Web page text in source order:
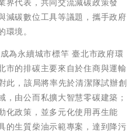
減碳數位工具等議題，攜手政府
境。
為永續城市標竿 臺北市政府環
市的排碳主要來自於住商與運輸
此，該局將率先於清潔隊試辦創
由公而私擴大智慧零碳建築；
化政策，並多元化使用再生能
的生質柴油示範專案，達到降污